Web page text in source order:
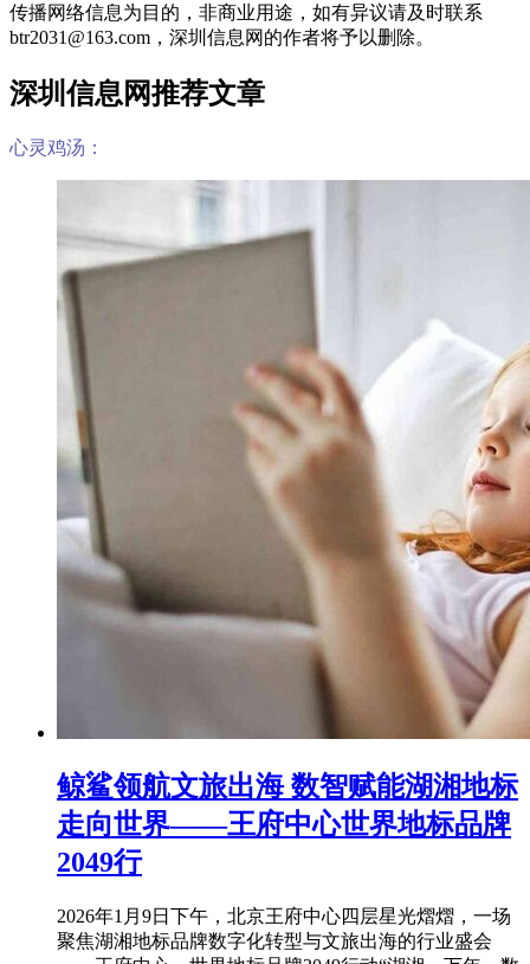
传播网络信息为目的，非商业用途，如有异议请及时联系
btr2031@163.com，深圳信息网的作者将予以删除。
深圳信息网推荐文章
心灵鸡汤：
鲸鲨领航文旅出海 数智赋能湖湘地标
走向世界——王府中心世界地标品牌
2049行
2026年1月9日下午，北京王府中心四层星光熠熠，一场
聚焦湖湘地标品牌数字化转型与文旅出海的行业盛会